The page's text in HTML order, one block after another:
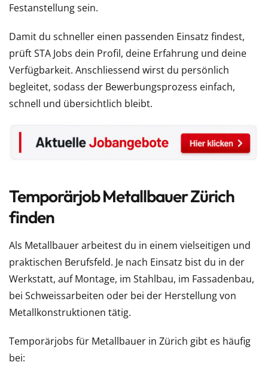
Festanstellung sein.
Damit du schneller einen passenden Einsatz findest,
prüft STA Jobs dein Profil, deine Erfahrung und deine
Verfügbarkeit. Anschliessend wirst du persönlich
begleitet, sodass der Bewerbungsprozess einfach,
schnell und übersichtlich bleibt.
Temporärjob Metallbauer Zürich
finden
Als Metallbauer arbeitest du in einem vielseitigen und
praktischen Berufsfeld. Je nach Einsatz bist du in der
Werkstatt, auf Montage, im Stahlbau, im Fassadenbau,
bei Schweissarbeiten oder bei der Herstellung von
Metallkonstruktionen tätig.
Temporärjobs für Metallbauer in Zürich gibt es häufig
bei: